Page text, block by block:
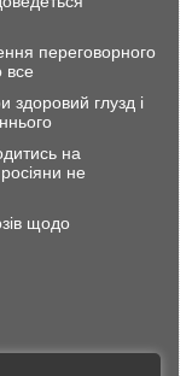
переговорного
все
здоровий глузд і
на
не
щодо